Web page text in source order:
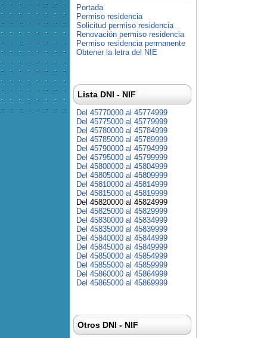
Portada
Permiso residencia
Solicitud permiso residencia
Renovación permiso residencia
Permiso residencia permanente
Obtener la letra del NIE
Lista DNI - NIF
Del 45770000 al 45774999
Del 45775000 al 45779999
Del 45780000 al 45784999
Del 45785000 al 45789999
Del 45790000 al 45794999
Del 45795000 al 45799999
Del 45800000 al 45804999
Del 45805000 al 45809999
Del 45810000 al 45814999
Del 45815000 al 45819999
Del 45820000 al 45824999
Del 45825000 al 45829999
Del 45830000 al 45834999
Del 45835000 al 45839999
Del 45840000 al 45844999
Del 45845000 al 45849999
Del 45850000 al 45854999
Del 45855000 al 45859999
Del 45860000 al 45864999
Del 45865000 al 45869999
Otros DNI - NIF